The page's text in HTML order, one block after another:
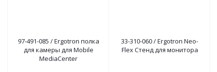
97-491-085 / Ergotron полка
для камеры для Mobile
MediaCenter
33-310-060 / Ergotron Neo-
Flex Cтенд для монитора